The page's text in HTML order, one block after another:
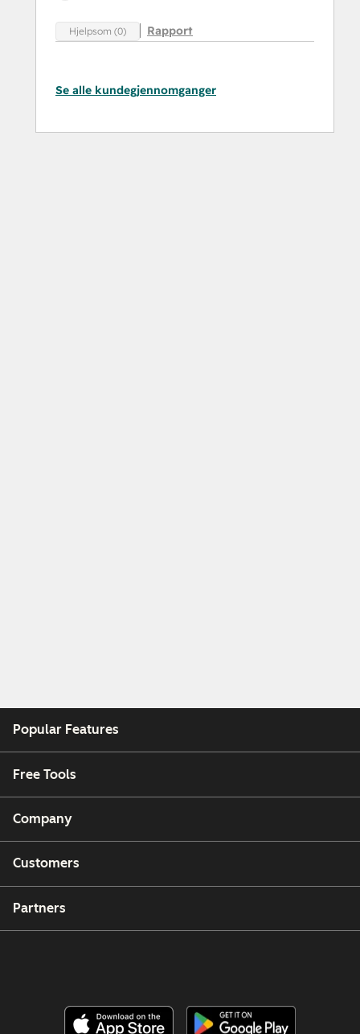
Hjelpsom (0) Rapport
Se alle kundegjennomganger
Popular Features
Free Tools
Company
Customers
Partners